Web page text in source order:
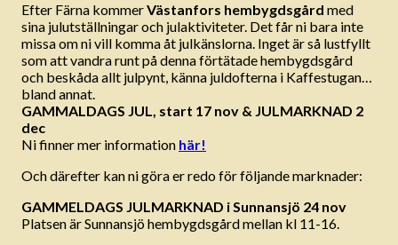
Efter Färna kommerVästanfors hembygdsgård med
sina julutställningar och julaktiviteter. Det får ni bara inte
missa om ni vill komma åt julkänslorna. Inget är så lustfyllt
som att vandra runt på denna förtätade hembygdsgård
och beskåda allt julpynt, känna juldofterna i Kaffestugan…
bland annat.
GAMMALDAGS JUL, start 17 nov & JULMARKNAD 2
dec
Ni finner mer information här!
Och därefter kan ni göra er redo för följande marknader:
GAMMELDAGS JULMARKNAD i Sunnansjö 24 nov
Platsen är Sunnansjö hembygdsgård mellan kl 11-16.